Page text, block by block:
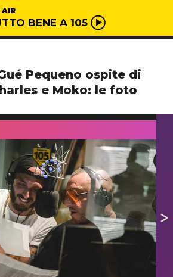
AIR
BENE A 105
Pequeno ospite di
e Moko: le foto